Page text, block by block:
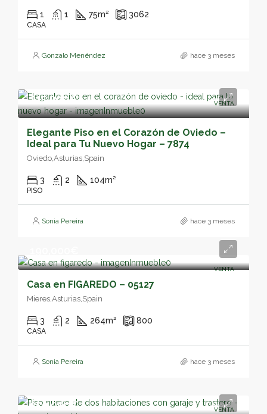
1 1 75m² 3062
CASA
Gonzalo Menéndez hace 3 meses
VENTA
315,000€
Elegante Piso en el Corazón de Oviedo –
Ideal para Tu Nuevo Hogar – 7874
Oviedo,Asturias,Spain
3 2 104m²
PISO
Sonia Pereira hace 3 meses
VENTA
Casa en FIGAREDO – 05127
Mieres,Asturias,Spain
3 2 264m² 800
CASA
Sonia Pereira hace 3 meses
VENTA
259,000€